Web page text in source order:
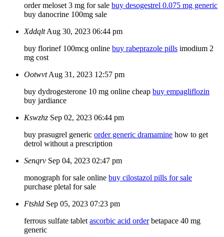
order meloset 3 mg for sale buy desogestrel 0.075 mg generic
buy danocrine 100mg sale
Xddqlt Aug 30, 2023 06:44 pm
buy florinef 100mcg online buy rabeprazole pills imodium 2
mg cost
Ootwvt Aug 31, 2023 12:57 pm
buy dydrogesterone 10 mg online cheap buy empagliflozin
buy jardiance
Kswzhz Sep 02, 2023 06:44 pm
buy prasugrel generic order generic dramamine how to get
detrol without a prescription
Senqrv Sep 04, 2023 02:47 pm
monograph for sale online buy cilostazol pills for sale
purchase pletal for sale
Ftshld Sep 05, 2023 07:23 pm
ferrous sulfate tablet ascorbic acid orderbetapace 40 mg
generic